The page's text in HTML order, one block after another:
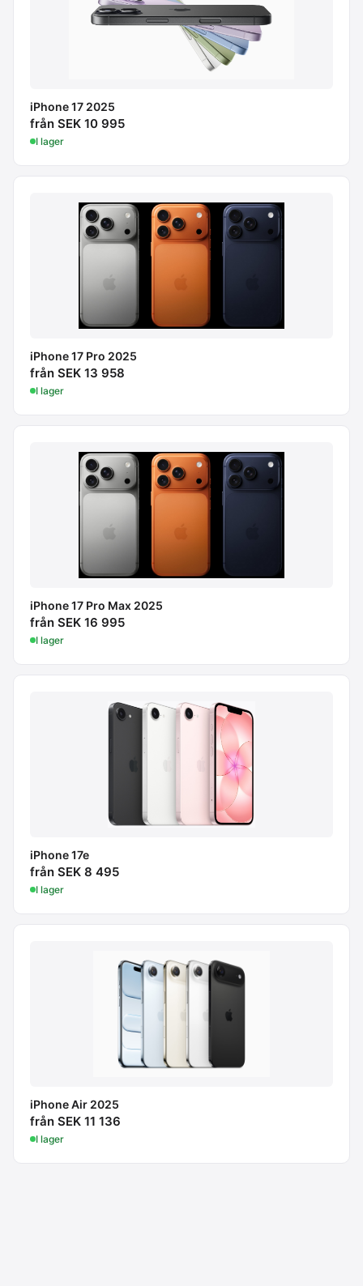
iPhone 17 2025
från SEK 10 995
I lager
iPhone 17 Pro 2025
från SEK 13 958
I lager
iPhone 17 Pro Max 2025
från SEK 16 995
I lager
iPhone 17e
från SEK 8 495
I lager
iPhone Air 2025
från SEK 11 136
I lager